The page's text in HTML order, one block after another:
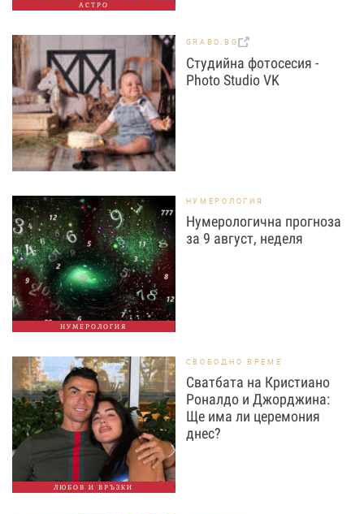
АСТРО
GRABO.BG
Студийна фотосесия -
Photo Studio VK
НУМЕРОЛОГИЯ
НУМЕРОЛОГИЯ
Нумерологична прогноза
за 9 август, неделя
ЛЮБОВ И ВРЪЗКИ
СВОБОДНО ВРЕМЕ
Сватбата на Кристиано
Роналдо и Джорджина:
Ще има ли церемония
днес?